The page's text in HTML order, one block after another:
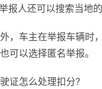
报人还可以搜索当地
，车主在举报车辆时
可以选择匿名举报。
证怎么处理扣分?